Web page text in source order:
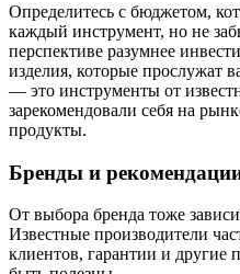
Определитесь с бюджетом,
каждый инструмент, но не
перспективе разумнее
изделия, которые прослужат
— это инструменты от
зарекомендовали себя на
продукты.
Бренды и
От выбора бренда тоже
Известные производители
клиентов, гарантии и другие